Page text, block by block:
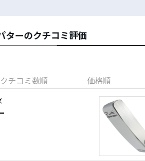
ターのクチコミ評価
クチコミ数順 価格順